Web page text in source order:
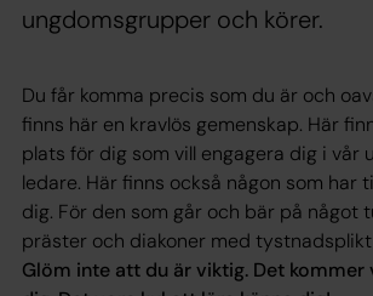
ungdomsgrupper och körer.
Du får komma precis som du är och
finns här en kravlös gemenskap. Här
plats för dig som vill engagera dig i vår
ledare. Här finns också någon som har
dig. För den som går och bär på något
präster och diakoner med
Glöm inte att du är viktig. Det kommer